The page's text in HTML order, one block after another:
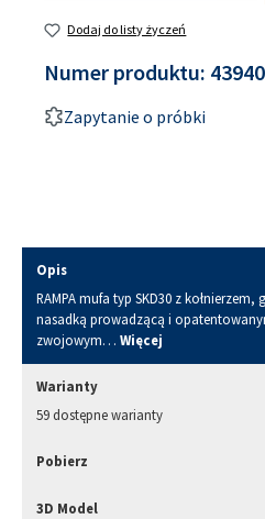
Dodaj do listy życzeń
Numer produktu:
Zapytanie o próbki
Opis
RAMPA mufa typ SKD30 z
nasadką prowadzącą i
zwojowym… Więcej
Warianty
59 dostępne warianty
Pobierz
3D Model